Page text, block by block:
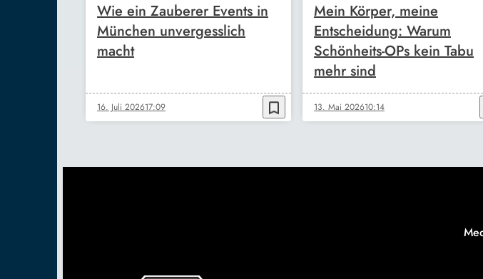
Wie ein Zauberer Events in
München unvergesslich
macht
16. Juli 202617:09 bookmark_border
Mein Körper, meine
Entscheidung: Warum
Schönheits-OPs kein Tabu
mehr sind
13. Mai 202610:14